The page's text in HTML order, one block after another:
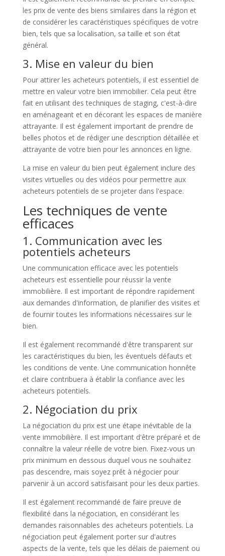
les prix de vente des biens similaires dans la région et
de considérer les caractéristiques spécifiques de votre
bien, tels que sa localisation, sa taille et son état
général.
3. Mise en valeur du bien
Pour attirer les acheteurs potentiels, il est essentiel de
mettre en valeur votre bien immobilier. Cela peut être
fait en utilisant des techniques de staging, c'est-à-dire
en aménageant et en décorant les espaces de manière
attrayante. Il est également important de prendre de
belles photos et de rédiger une description détaillée et
attrayante de votre bien pour les annonces en ligne.
La mise en valeur du bien peut également inclure des
visites virtuelles ou des vidéos pour permettre aux
acheteurs potentiels de se projeter dans l'espace.
Les techniques de vente
efficaces
1. Communication avec les
potentiels acheteurs
Une communication efficace avec les potentiels
acheteurs est essentielle pour réussir la vente
immobilière. Il est important de répondre rapidement
aux demandes d'information, de planifier des visites et
de fournir toutes les informations nécessaires sur le
bien.
Il est également recommandé d'être transparent sur
les caractéristiques du bien, les éventuels défauts et
les conditions de vente. Une communication honnête
et claire contribuera à établir la confiance avec les
acheteurs potentiels.
2. Négociation du prix
La négociation du prix est une étape inévitable de la
vente immobilière. Il est important d'être préparé et de
connaître la valeur réelle de votre bien. Fixez-vous un
prix minimum en dessous duquel vous ne souhaitez
pas descendre, mais soyez prêt à négocier pour
parvenir à un accord satisfaisant pour les deux parties.
Il est également recommandé de faire preuve de
flexibilité dans la négociation, en considérant les
demandes raisonnables des acheteurs potentiels. La
négociation peut également porter sur d'autres
aspects de la vente, tels que les délais de paiement ou